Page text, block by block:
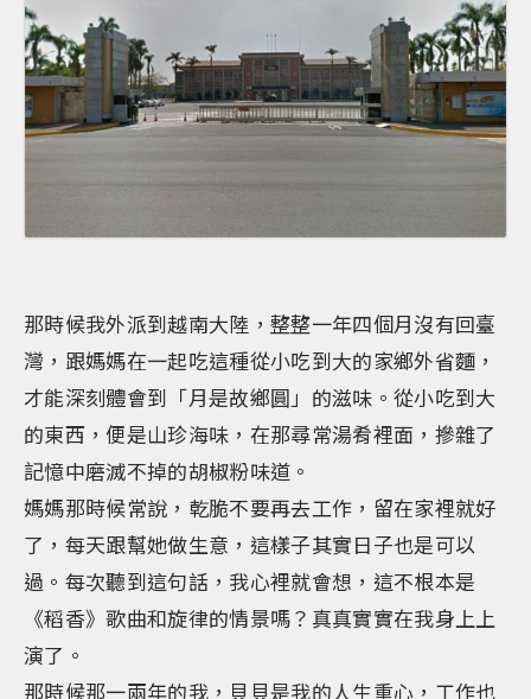
那時候我外派到越南大陸，整整一年四個月沒有回臺
灣，跟媽媽在一起吃這種從小吃到大的家鄉外省麵，
才能深刻體會到「月是故鄉圓」的滋味。從小吃到大
的東西，便是山珍海味，在那尋常湯肴裡面，摻雜了
記憶中磨滅不掉的胡椒粉味道。
媽媽那時候常說，乾脆不要再去工作，留在家裡就好
了，每天跟幫她做生意，這樣子其實日子也是可以
過。每次聽到這句話，我心裡就會想，這不根本是
《稻香》歌曲和旋律的情景嗎？真真實實在我身上上
演了。
那時候那一兩年的我，貝貝是我的人生重心，工作也